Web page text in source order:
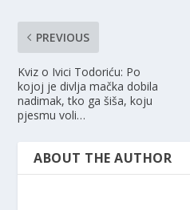
PREVIOUS
Kviz o Ivici Todoriću: Po
kojoj je divlja mačka dobila
nadimak, tko ga šiša, koju
pjesmu voli…
ABOUT THE AUTHOR